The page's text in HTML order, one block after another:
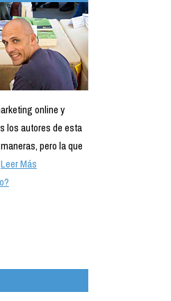
online y
los autores de esta
pero la que
Leer Más